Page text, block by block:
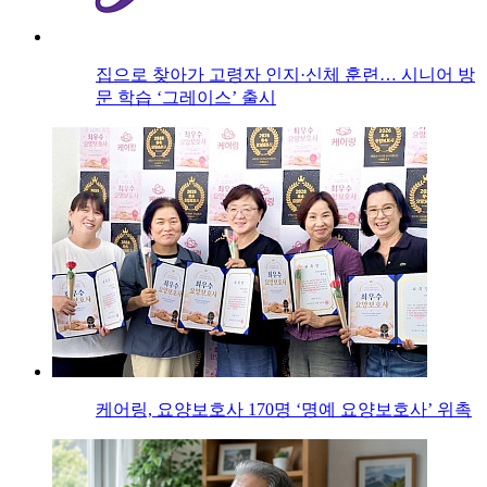
집으로 찾아가 고령자 인지·신체 훈련… 시니어 방
문 학습 ‘그레이스’ 출시
케어링, 요양보호사 170명 ‘명예 요양보호사’ 위촉